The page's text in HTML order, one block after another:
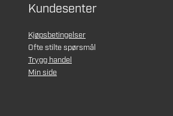
Kundesenter
Kjøpsbetingelser
Ofte stilte spørsmål
Trygg handel
Min side